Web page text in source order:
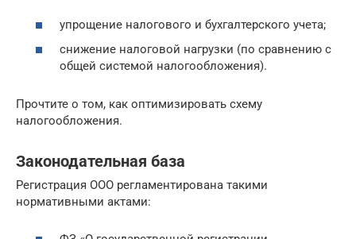
упрощение налогового и бухгалтерского учета;
снижение налоговой нагрузки (по сравнению с
общей системой налогообложения).
Прочтите о том, как оптимизировать схему
налогообложения.
Законодательная база
Регистрация ООО регламентирована такими
нормативными актами: